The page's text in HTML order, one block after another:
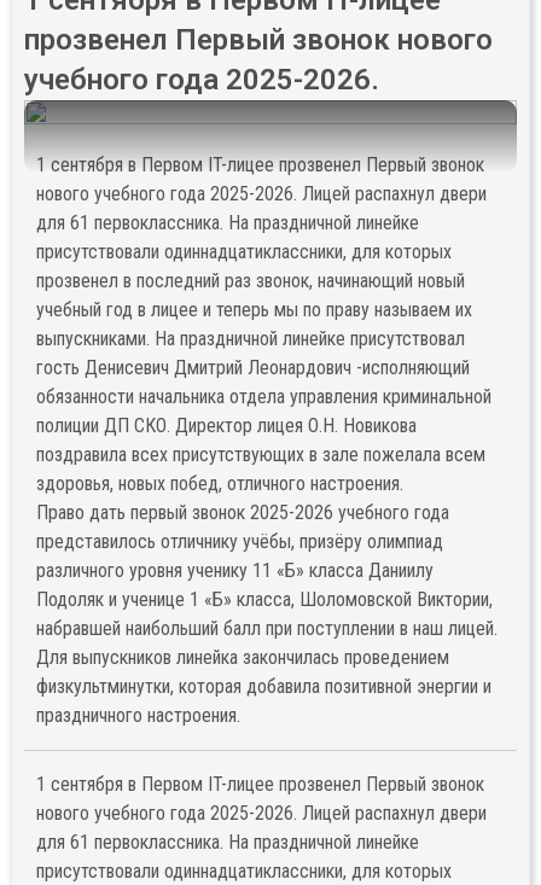
прозвенел Первый звонок нового
учебного года 2025-2026.
1 сентября в Первом IT-лицее прозвенел Первый звонок
нового учебного года 2025-2026. Лицей распахнул двери
для 61 первоклассника. На праздничной линейке
присутствовали одиннадцатиклассники, для которых
прозвенел в последний раз звонок, начинающий новый
учебный год в лицее и теперь мы по праву называем их
выпускниками. На праздничной линейке присутствовал
гость Денисевич Дмитрий Леонардович -исполняющий
обязанности начальника отдела управления криминальной
полиции ДП СКО. Директор лицея О.Н. Новикова
поздравила всех присутствующих в зале пожелала всем
здоровья, новых побед, отличного настроения.
Право дать первый звонок 2025-2026 учебного года
представилось отличнику учёбы, призёру олимпиад
различного уровня ученику 11 «Б» класса Даниилу
Подоляк и ученице 1 «Б» класса, Шоломовской Виктории,
набравшей наибольший балл при поступлении в наш лицей.
Для выпускников линейка закончилась проведением
физкультминутки, которая добавила позитивной энергии и
праздничного настроения.
1 сентября в Первом IT-лицее прозвенел Первый звонок
нового учебного года 2025-2026. Лицей распахнул двери
для 61 первоклассника. На праздничной линейке
присутствовали одиннадцатиклассники, для которых